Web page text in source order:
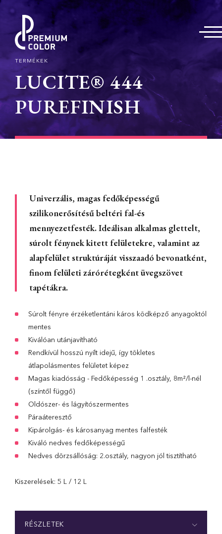
TERMÉKEK
LUCITE® 444
PUREFINISH
Univerzális, magas fedőképességű
szilikonerősítésű beltéri fal-és
mennyezetfesték. Ideálisan alkalmas glettelt,
súrolt fénynek kitett felületekre, valamint az
alapfelület struktúráját visszaadó bevonatként,
finom felületi zárórétegként üvegszövet
tapétákra.
Súrolt fényre érzéketlentáni káros ködképző anyagoktól
mentes
Kiválóan utánjavítható
Rendkívül hosszú nyílt idejű, így tökletes
átlapolásmentes felületet képez
Magas kiadósság - Fedőképesség 1 .osztály, 8m²/l-nél
(színtől függő)
Oldószer- és lágyítószermentes
Páraáteresztő
Kipárolgás- és károsanyag mentes falfesték
Kiváló nedves fedőképességű
Nedves dörzsállóság: 2.osztály, nagyon jól tisztítható
Kiszerelések: 5 L / 12 L
RÉSZLETEK